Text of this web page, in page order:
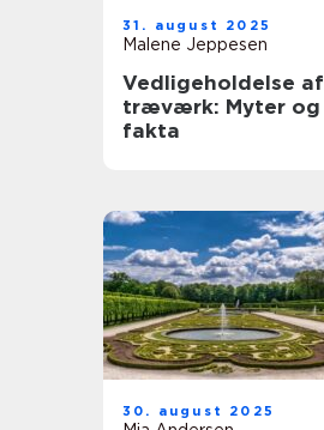
31. august 2025
Malene Jeppesen
Vedligeholdelse af
træværk: Myter og
fakta
30. august 2025